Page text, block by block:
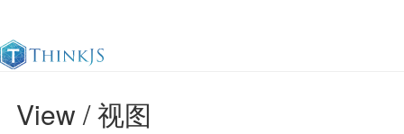
官方文档 更新日志
View / 视图